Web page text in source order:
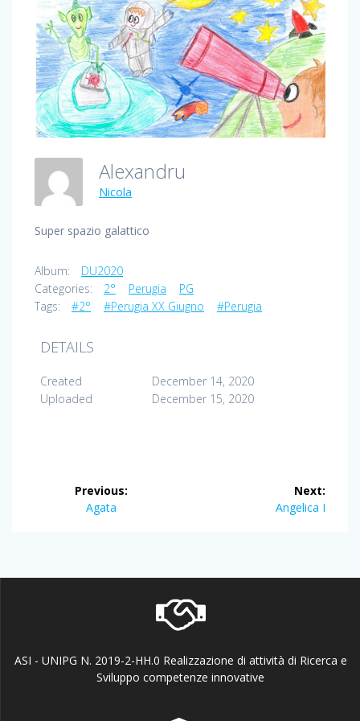
Alexandru
Nicola
Super spazio galattico
Album:
DU2020
Categories:
2° Perugia
PG
Tags:
#2° #Perugia XX Giugno #Perugia
DETAILS
Created
December 14, 2020
Uploaded
December 15, 2020
navigation
Previous:
Previous
Agata
Next:
Next
Angelica I
ASI - UNIPG N. 2019-2-HH.0 Realizzazione di attività di Ricerca e
Sviluppo competenze innovative